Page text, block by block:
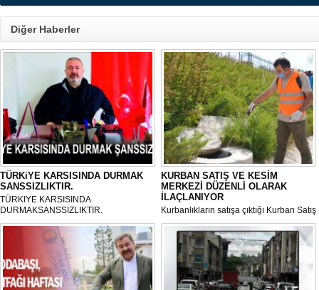
Diğer Haberler
TÜRKiYE KARSISINDA DURMAK
SANSSIZLIKTIR.
TÜRKIYE KARSISINDA
DURMAKSANSSIZLIKTIR.
KURBAN SATIŞ VE KESİM
MERKEZİ DÜZENLİ OLARAK
İLAÇLANIYOR
Kurbanlıkların satışa çıktığı Kurban Satış
ve Kesim Merkezi, haşere ve
mikropların önüne geçilmesi amacıyla
her gün Gölbaşı Belediyesi ekipleri
tarafından düzenli olarak ilaçlanıyor.